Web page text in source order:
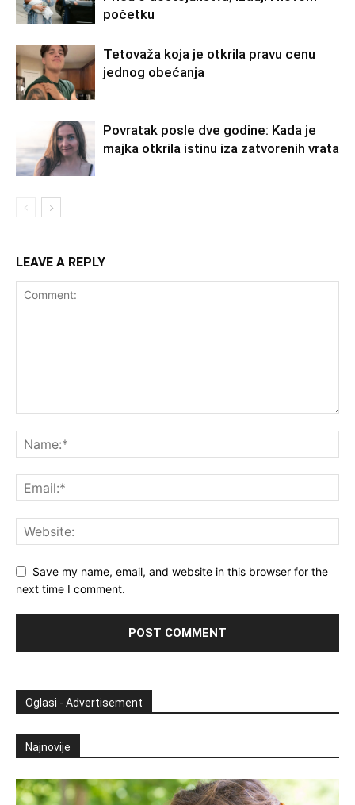
početku
Tetovaža koja je otkrila pravu cenu
jednog obećanja
Povratak posle dve godine: Kada je
majka otkrila istinu iza zatvorenih vrata
LEAVE A REPLY
Save my name, email, and website in this browser for the
next time I comment.
Oglasi - Advertisement
Najnovije